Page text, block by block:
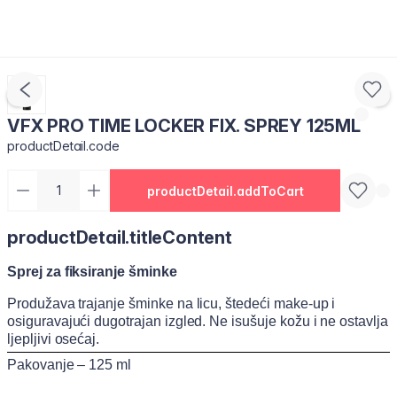
VFX PRO TIME LOCKER FIX. SPREY 125ML
productDetail.code
productDetail.addToCart
productDetail.titleContent
Sprej za fiksiranje šminke
Produžava trajanje šminke na licu, štedeći make-up i
osiguravajući dugotrajan izgled. Ne isušuje kožu i ne ostavlja
ljepljivi osećaj.
Pakovanje – 125 ml